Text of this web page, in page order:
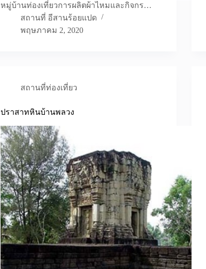
หมู่บ้านท่องเที่ยวการผลิตผ้าไหมและกิจกร…
สถานที่ อีสานร้อยแปด
พฤษภาคม 2, 2020
สถานที่ท่องเที่ยว
ปราสาทหินบ้านพลวง